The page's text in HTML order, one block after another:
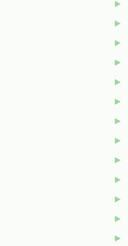
►
►
►
►
►
►
►
►
►
►
►
►
►